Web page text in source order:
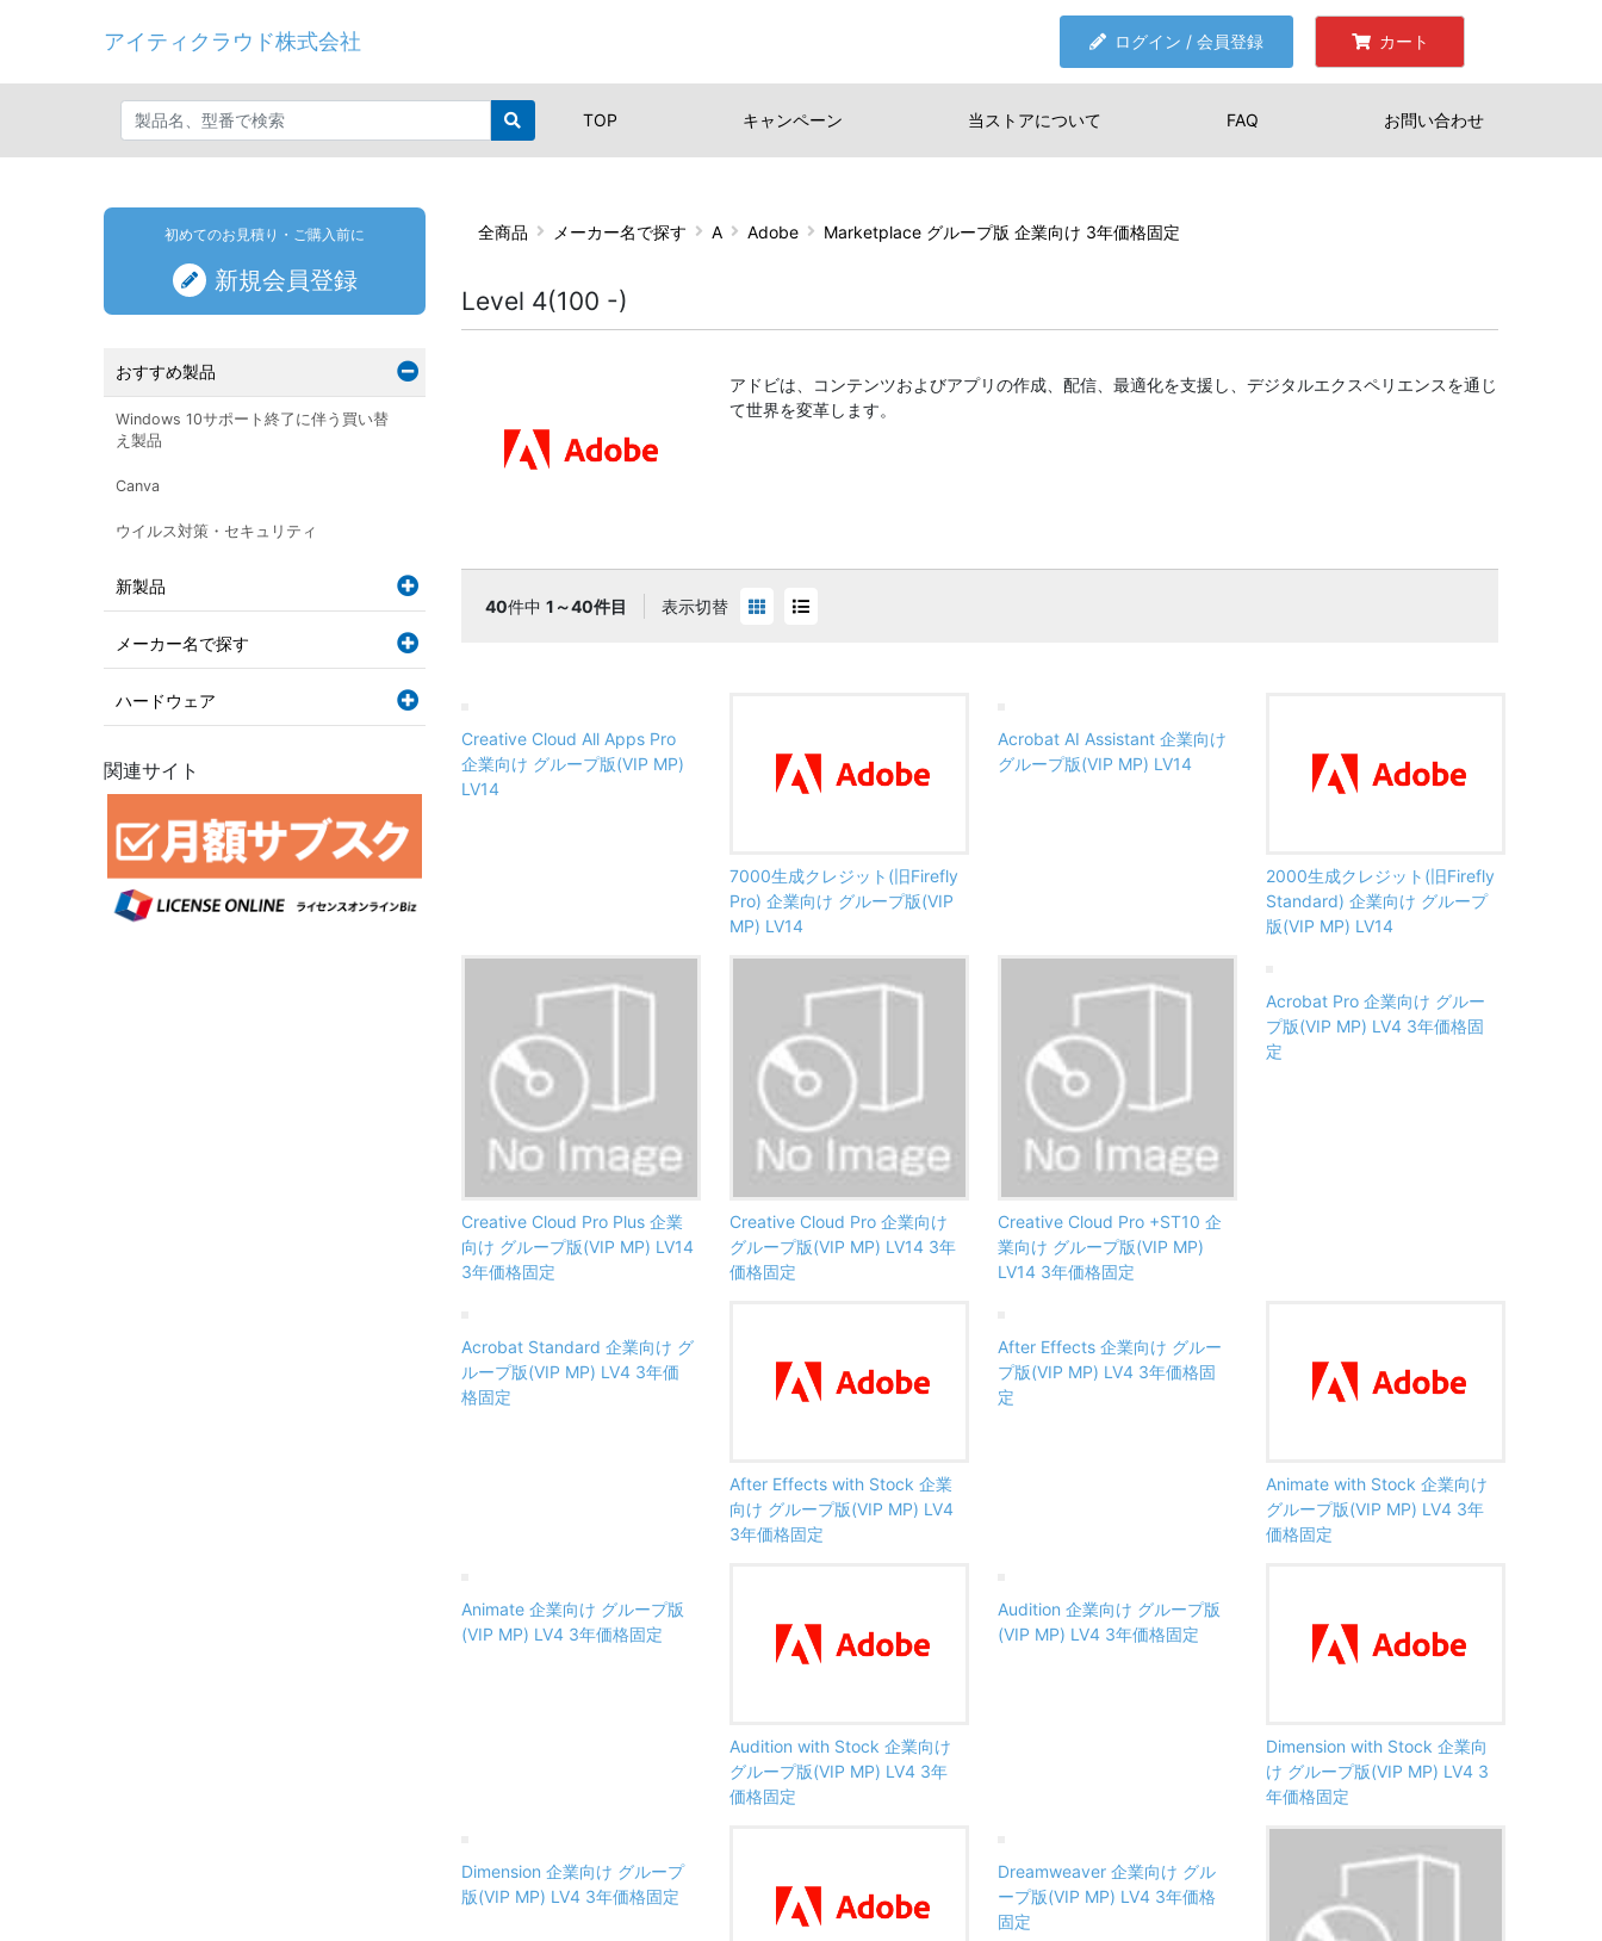
アイティクラウド株式会社 ログイン / 会員登録 カート
TOP キャンペーン 当ストアについて FAQ お問い合わせ
全商品 メーカー名で探す A Adobe Marketplace グループ版 企業向け 3年価格固定
Level 4(100 -)
アドビは、コンテンツおよびアプリの作成、配信、最適化を支援し、デジタルエクスペリエンスを通じ
て世界を変革します。
40件中 1～40件目 表示切替
Creative Cloud All Apps Pro
企業向け グループ版(VIP MP)
LV14
7000生成クレジット(旧Firefly
Pro) 企業向け グループ版(VIP
MP) LV14
Acrobat AI Assistant 企業向け
グループ版(VIP MP) LV14
2000生成クレジット(旧Firefly
Standard) 企業向け グループ
版(VIP MP) LV14
Creative Cloud Pro Plus 企業
向け グループ版(VIP MP) LV14
3年価格固定
Creative Cloud Pro 企業向け
グループ版(VIP MP) LV14 3年
価格固定
Creative Cloud Pro +ST10 企
業向け グループ版(VIP MP)
LV14 3年価格固定
Acrobat Pro 企業向け グルー
プ版(VIP MP) LV4 3年価格固
定
Acrobat Standard 企業向け グ
ループ版(VIP MP) LV4 3年価
格固定
After Effects with Stock 企業
向け グループ版(VIP MP) LV4
3年価格固定
After Effects 企業向け グルー
プ版(VIP MP) LV4 3年価格固
定
Animate with Stock 企業向け
グループ版(VIP MP) LV4 3年
価格固定
Animate 企業向け グループ版
(VIP MP) LV4 3年価格固定
Audition with Stock 企業向け
グループ版(VIP MP) LV4 3年
価格固定
Audition 企業向け グループ版
(VIP MP) LV4 3年価格固定
Dimension with Stock 企業向
け グループ版(VIP MP) LV4 3
年価格固定
Dimension 企業向け グループ
版(VIP MP) LV4 3年価格固定
Dreamweaver 企業向け グル
ープ版(VIP MP) LV4 3年価格
固定
初めてのお見積り・ご購入前に
新規会員登録
おすすめ製品
Windows 10サポート終了に伴う買い替
え製品
Canva
ウイルス対策・セキュリティ
新製品
メーカー名で探す
ハードウェア
関連サイト